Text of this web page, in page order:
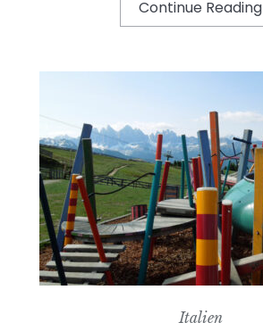
Continue Reading
Italien